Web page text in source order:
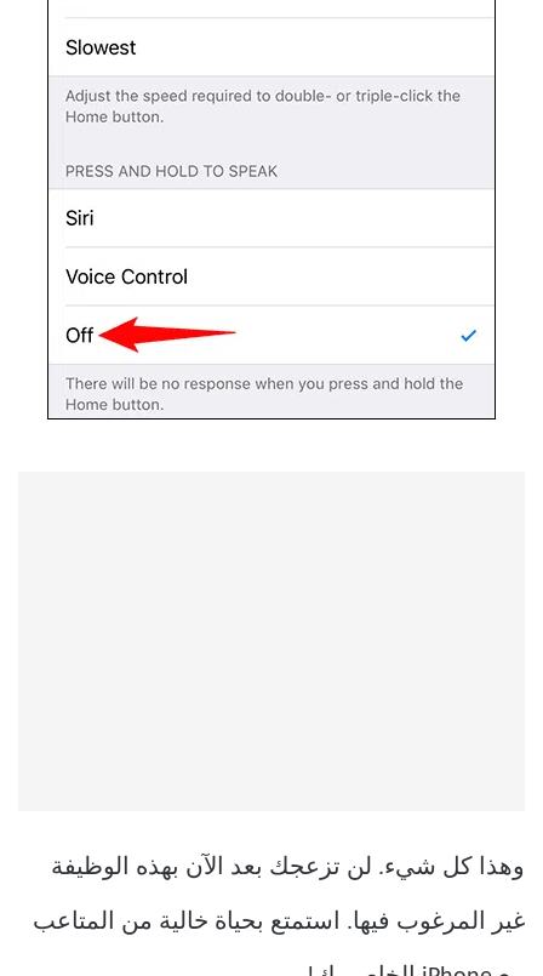
وهذا كل شيء. لن تزعجك بعد الآن بهذه الوظيفة
غير المرغوب فيها. استمتع بحياة خالية من المتاعب